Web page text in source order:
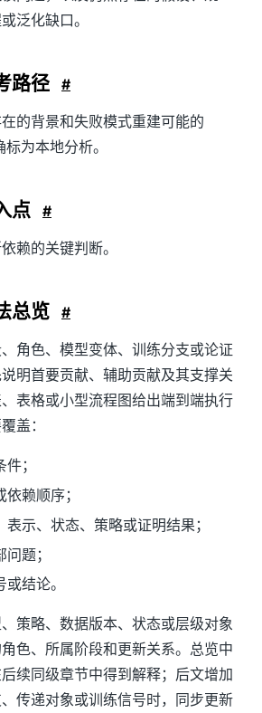
泛化缺口。
路径 #
的背景和失败模式重建可能的
为本地分析。
点 #
赖的关键判断。
总览 #
角色、模型变体、训练分支或论证
明首要贡献、辅助贡献及其支撑关
表格或小型流程图给出端到端执行
盖：
；
赖顺序；
示、状态、策略或证明结果；
题；
结论。
策略、数据版本、状态或层级对象
色、所属阶段和更新关系。总览中
续同级章节中得到解释；后文增加
传递对象或训练信号时，同步更新